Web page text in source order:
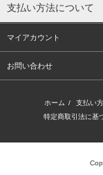
支払い方法について
マイアカウント
お問い合わせ
ホーム / 支払い
特定商取引法に基